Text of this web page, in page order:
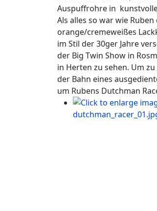
Auspuffrohre in
Als alles so war wie
orange/cremeweißes
im Stil der 30ger Jahre
der Big Twin Show in
in Herten zu sehen. Um
der Bahn eines
um Rubens Dutchman